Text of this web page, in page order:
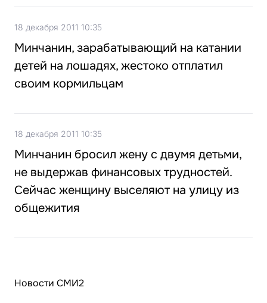
18 декабря 2011 10:35
Минчанин, зарабатывающий на катании
детей на лошадях, жестоко отплатил
своим кормильцам
18 декабря 2011 10:35
Минчанин бросил жену с двумя детьми,
не выдержав финансовых трудностей.
Сейчас женщину выселяют на улицу из
общежития
Новости СМИ2